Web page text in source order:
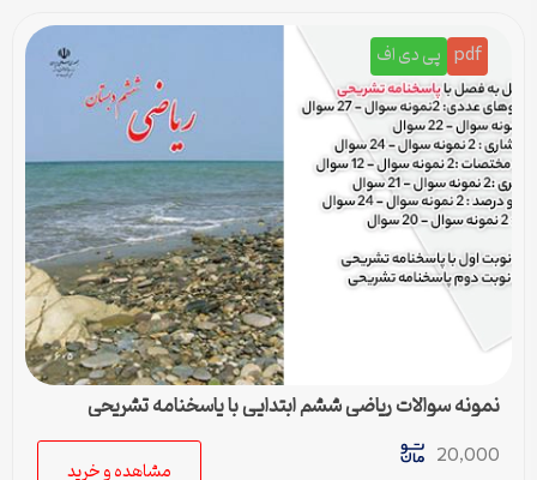
pdf پی دی اف
نمونه سوالات ریاضی ششم ابتدایی با پاسخنامه تشریحی
20,000
مشاهده و خرید